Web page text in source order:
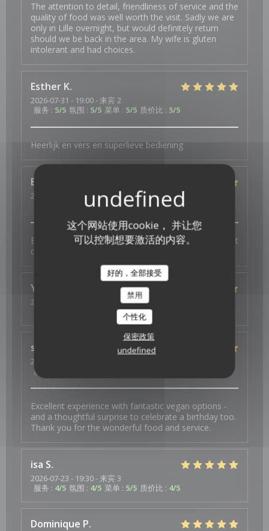
这个网站使用cookie， 并让您
可以控制想要激活的内容。
好的，全部接受
禁用
个性化
保密政策
undefined
The attention to detail, friendliness of service and the
quality of food was well worth the visit. Sadly we are
only in Lille overnight, but would definitely return
should we be back in the area. My wife is gluten
intolerant and had choices.
Esther K
2026-07-31 - 19:00 - 来宾 2
服务 : 5/5 氛围 : 5/5 菜单 : 5/5 质价比 : 5/5
Heerlijk en vers en superlieve bediening
Elisabeth
2026-07-29
- 19:30 - 来宾 3
:5/5 菜单: 5/5 质价比:5/5
Bonne ambiance, service au top et plats excellents et
copieux
Ysé-Solène
2026-07-29
- 19:30 - 来宾 2
菜单:5/5 质价比
s
2026-07-26
服务
Excellent experience with fantastic vegan options -
and a thoughtful surprise to celebrate a birthday too.
Thank you for the wonderful food and service.
isa S
2026-07-23 - 19:30 - 来宾 3
服务 : 4/5 氛围 : 4/5 菜单 : 5/5 质价比 : 4/5
Dominique P